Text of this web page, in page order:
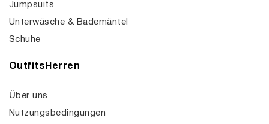
Jumpsuits
Unterwäsche & Bademäntel
Schuhe
OutfitsHerren
Über uns
Nutzungsbedingungen